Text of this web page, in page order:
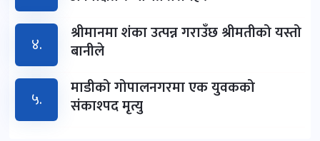
४.
श्रीमानमा शंका उत्पन्न गराउँछ श्रीमतीको यस्तो
बानीले
५.
माडीको गोपालनगरमा एक युवकको
संकाश्पद मृत्यु